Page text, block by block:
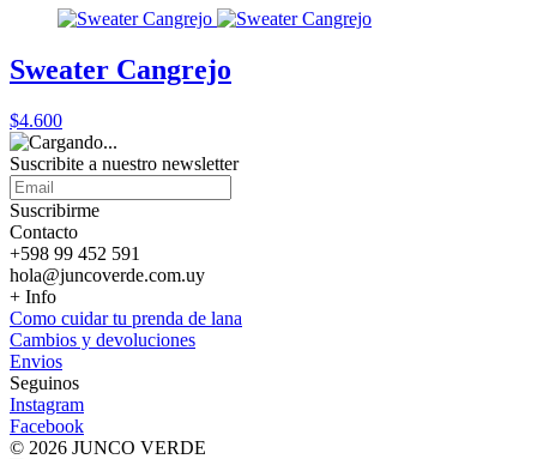
Sweater Cangrejo
$4.600
Suscribite a nuestro newsletter
Suscribirme
Contacto
+598 99 452 591
hola@juncoverde.com.uy
+ Info
Como cuidar tu prenda de lana
Cambios y devoluciones
Envios
Seguinos
Instagram
Facebook
© 2026 JUNCO VERDE